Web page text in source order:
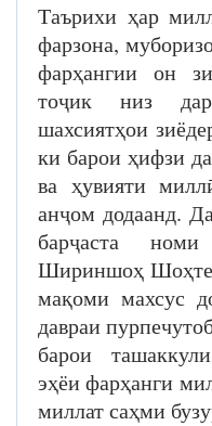
Таърихи ҳар
фарзона,
фарҳангии он
тоҷик низ
шахсиятҳои
ки барои ҳифзи
ва ҳувияти
анҷом додаанд.
барҷаста
Шириншоҳ
мақоми махсус
давраи
барои
эҳёи фарҳанги
миллат саҳми